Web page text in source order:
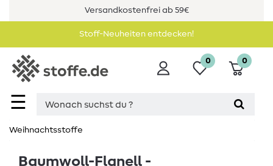
Versandkostenfrei ab 59€
Stoff-Neuheiten entdecken!
☰
0 0
Weihnachtsstoffe
Baumwoll-Flanell -